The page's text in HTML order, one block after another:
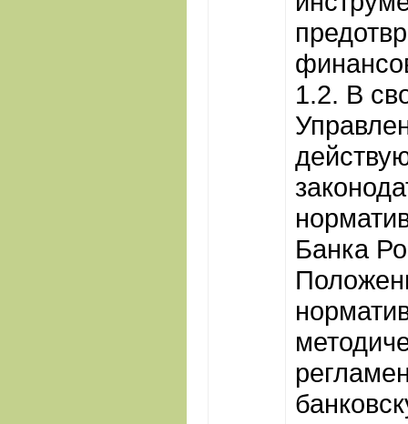
1.2. В
Банка